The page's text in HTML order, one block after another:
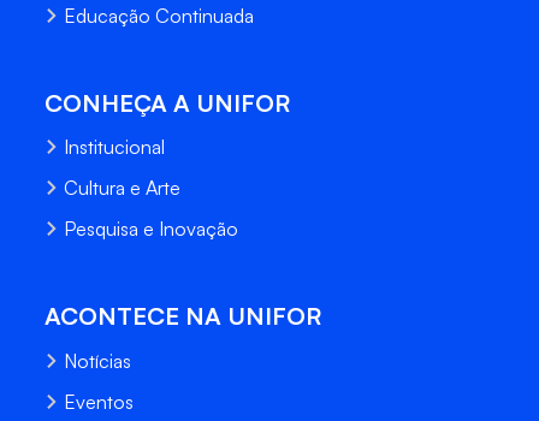
Educação Continuada
CONHEÇA A UNIFOR
Institucional
Cultura e Arte
Pesquisa e Inovação
ACONTECE NA UNIFOR
Notícias
Eventos